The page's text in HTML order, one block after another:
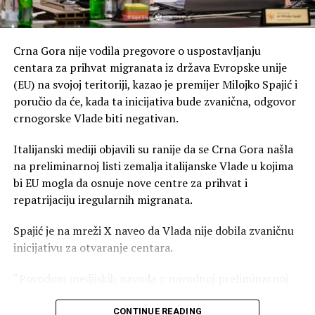
Gradu.
Delegaciju će, prema njegovim riječima, predvoditi
potpredsjednik NSD-a i predsjednik Opštine Nikšić
Marko Kovačević, a u njoj će biti i poslanik Vuko
Todorović, kao i stranački funkcioneri Goran Kiković i
Milutin Jovančević.
Crna Gora nije vodila pregovore o uspostavljanju
centara za prihvat migranata iz država Evropske unije
(EU) na svojoj teritoriji, kazao je premijer Milojko Spajić i
poručio da će, kada ta inicijativa bude zvanična, odgovor
crnogorske Vlade biti negativan.
Italijanski mediji objavili su ranije da se Crna Gora našla
na preliminarnoj listi zemalja italijanske Vlade u kojima
bi EU mogla da osnuje nove centre za prihvat i
repatrijaciju iregularnih migranata.
Spajić je na mreži X naveo da Vlada nije dobila zvaničnu
inicijativu za otvaranje centara.
CONTINUE READING